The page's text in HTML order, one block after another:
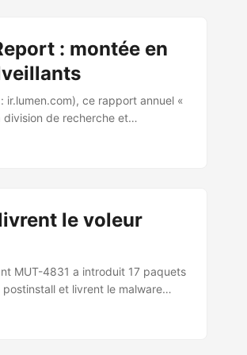
: montée en
ir.lumen.com), ce rapport annuel «
de recherche et
backbone couvrant 99% des
le voleur
MUT-4831 a introduit 17 paquets
et livrent le malware
(analyse statique) a détecté le